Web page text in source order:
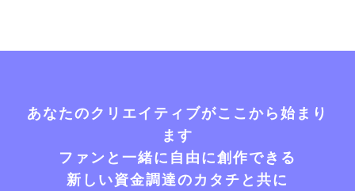
あなたのクリエイティブがここから始まり
ます
ファンと一緒に自由に創作できる
新しい資金調達のカタチと共に